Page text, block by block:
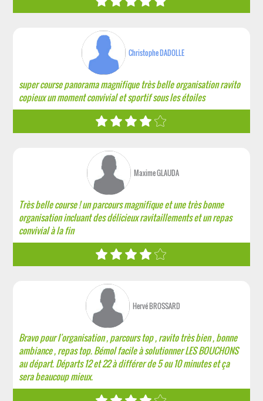
Christophe DADOLLE
super course panorama magnifique très belle organisation ravito
copieux un moment convivial et sportif sous les étoiles
Maxime GLAUDA
Très belle course ! un parcours magnifique et une très bonne
organisation incluant des délicieux ravitaillements et un repas
convivial à la fin
Hervé BROSSARD
Bravo pour l'organisation , parcours top , ravito très bien , bonne
ambiance , repas top. Bémol facile à solutionner LES BOUCHONS
au départ. Départs 12 et 22 à différer de 5 ou 10 minutes et ça
sera beaucoup mieux.